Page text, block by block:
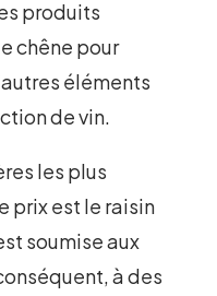
produits
chêne pour
éléments
de vin.
les plus
prix est le raisin
soumise aux
à des